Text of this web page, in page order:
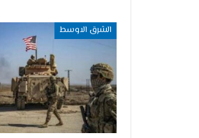
الشرق الاوسط